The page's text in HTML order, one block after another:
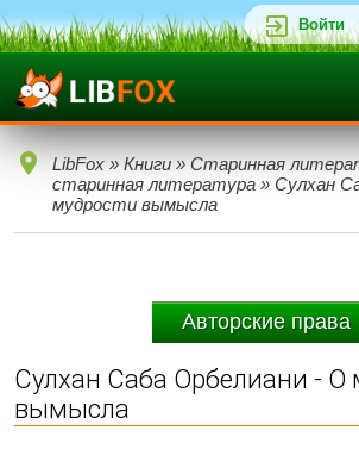
Войти
LibFox » Книги » Старинная
старинная литература » Сулхан
мудрости вымысла
Авторские права
Сулхан Саба Орбелиани - О
вымысла